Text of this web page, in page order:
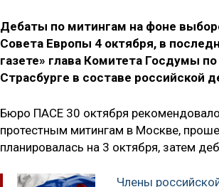
Дебаты по митингам на фоне
Совета Европы 4 октября, в
газете» глава Комитета Госдумы
Страсбурге в составе российской
Бюро ПАСЕ 30 октября
протестным митингам в Москве,
планировалась на 3 октября, затем
Члены